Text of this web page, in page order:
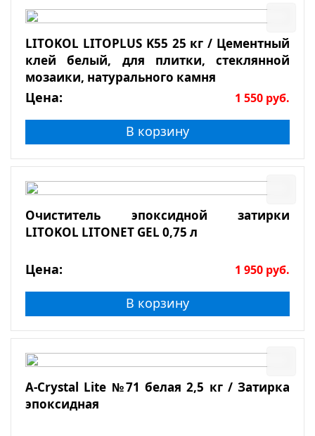
LITOKOL LITOPLUS K55 25 кг / Цементный
клей белый, для плитки, стеклянной
мозаики, натурального камня
Цена: 1 550 руб.
В корзину
Очиститель эпоксидной затирки
LITOKOL LITONET GEL 0,75 л
Цена: 1 950 руб.
В корзину
A-Crystal Lite №71 белая 2,5 кг / Затирка
эпоксидная